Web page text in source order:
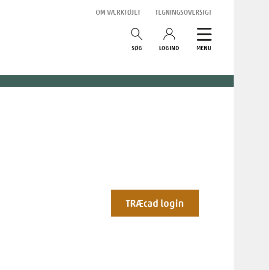
OM VÆRKTØJET TEGNINGSOVERSIGT
SØG LOG IND MENU
TRÆcad login